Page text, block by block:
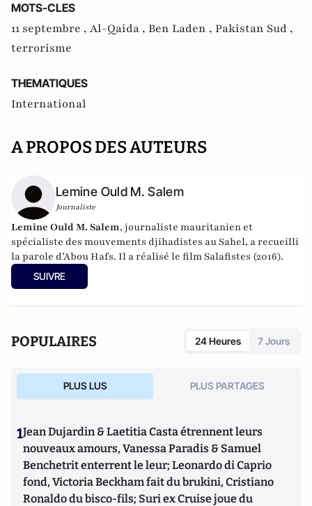
MOTS-CLES
11 septembre , Al-Qaida , Ben Laden , Pakistan Sud ,
terrorisme
THEMATIQUES
International
A PROPOS DES AUTEURS
Lemine Ould M. Salem
Journaliste
Lemine Ould M. Salem, journaliste mauritanien et
spécialiste des mouvements djihadistes au Sahel, a recueilli
la parole d’Abou Hafs. Il a réalisé le film Salafistes (2016).
SUIVRE
POPULAIRES 24 Heures 7 Jours
PLUS LUS PLUS PARTAGES
1Jean Dujardin & Laetitia Casta étrennent leurs
nouveaux amours, Vanessa Paradis & Samuel
Benchetrit enterrent le leur; Leonardo di Caprio
fond, Victoria Beckham fait du brukini, Cristiano
Ronaldo du bisco-fils; Suri ex Cruise joue du